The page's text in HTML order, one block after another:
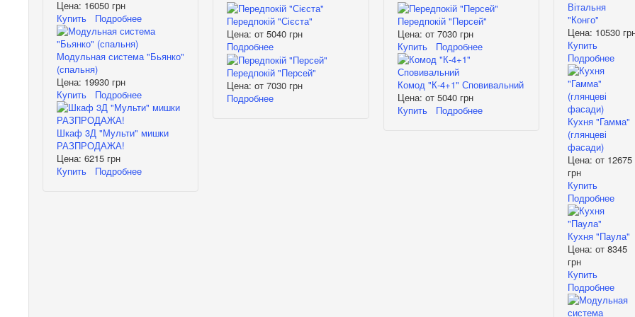
Цена: 16050 грн
Купить
Подробнее
Модульная система "Бьянко"
(спальня)
Цена: 19930 грн
Купить
Подробнее
Шкаф 3Д "Мульти" мишки
РАЗПРОДАЖА!
Цена:6215 грн
Купить
Подробнее
Передпокій "Сієста"
Цена: от5040 грн
Подробнее
Передпокій "Персей"
Цена: от7030 грн
Подробнее
Передпокій "Персей"
Цена: от 7030 грн
Купить
Подробнее
Комод "К-4+1" Сповивальний
Цена: от 5040 грн
Купить
Подробнее
Вітальня
"Конго"
Цена: 10530
Купить
Подробнее
Кухня "Гамма"
(глянцеві
фасади)
Цена: от 12675
грн
Купить
Подробнее
Кухня "Паула"
Цена: от 8345
грн
Купить
Подробнее